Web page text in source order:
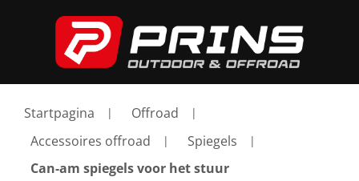
Startpagina
Offroad
Accessoires offroad
Spiegels
Can-am spiegels voor het stuur